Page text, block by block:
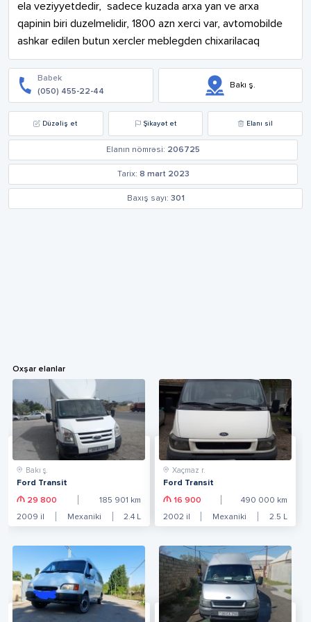
ela veziyyetdedir,  sadece kuzada arxa yan ve arxa
qapinin biri duzelmelidir, 1800 azn xerci var, avtomobilde
ashkar edilen butun xercler meblegden chixarilacaq
Babek
(050) 455-22-44
Bakı ş.
Düzəliş et Şikayət et Elanı sil
Elanın nömrəsi: 206725
Tarix: 8 mart 2023
Baxış sayı: 301
Oxşar elanlar
Bakı ş.
Ford Transit
29 800 185 901 km
2009 il Mexaniki 2.4 L
Xaçmaz r.
Ford Transit
16 900 490 000 km
2002 il Mexaniki 2.5 L